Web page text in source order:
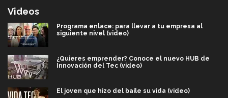
Videos
Programa enlace: para llevar a tu empresa al
siguiente nivel (video)
¿Quieres emprender? Conoce el nuevo HUB de
Innovación del Tec (video)
El joven que hizo del baile su vida (video)